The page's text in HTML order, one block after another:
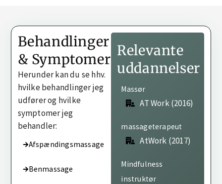
Behandlinger
& Symptomer
Herunder kan du se hhv.
hvilke behandlinger jeg
udfører og hvilke
symptomer jeg
behandler:
Afspændingsmassage
Benmassage
Relevante
uddannelser
Massør
AT Work (2016)
massageterapeut
AtWork (2017)
Mindfulness
instruktør